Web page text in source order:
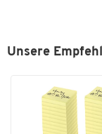
Unsere